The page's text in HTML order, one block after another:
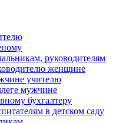
руководителям
женщине
учителю
мужчине
бухгалтеру
в детском саду